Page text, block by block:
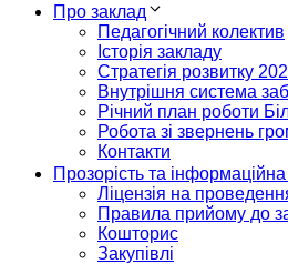
Про заклад
Педагогічний колектив
Історія закладу
Стратегія розвитку
Внутрішня система
Річний план роботи
Робота зі звернень
Контакти
Прозорість та інформаційна
Ліцензія на
Правила прийому до
Кошторис
Закупівлі